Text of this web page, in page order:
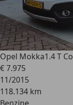
Opel Mokka1.4 T
€ 7.975
11/2015
118.134 km